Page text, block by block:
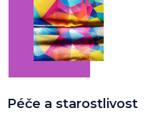
Péče a starostlivost